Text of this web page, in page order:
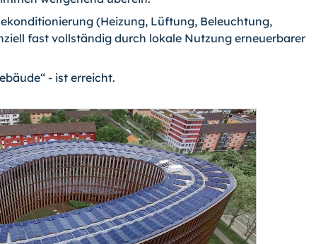
(Heizung, Lüftung, Beleuchtung,
fast vollständig durch lokale Nutzung erneuerbarer
- ist erreicht.